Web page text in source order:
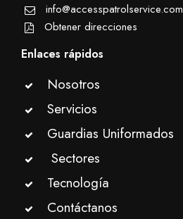
info@accesspatrolservice.com
Obtener direcciones
Enlaces rápidos
Nosotros
Servicios
Guardias Uniformados
Sectores
Tecnología
Contáctanos